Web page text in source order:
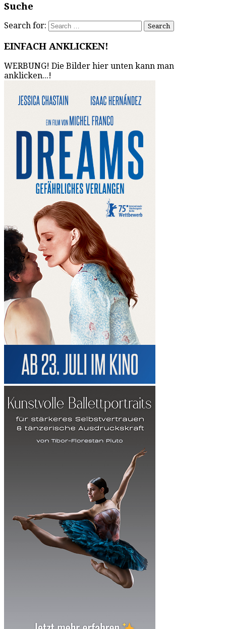
Suche
Search for:
EINFACH ANKLICKEN!
WERBUNG! Die Bilder hier unten kann man
anklicken...!